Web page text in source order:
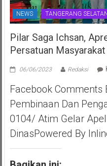
NEWS TANGERANG
Pilar Saga Ichsan,
Persatuan
06/06/2023 Redaksi
Facebook Comments
Pembinaan Dan
0104/ Atim Gelar
DinasPowered By